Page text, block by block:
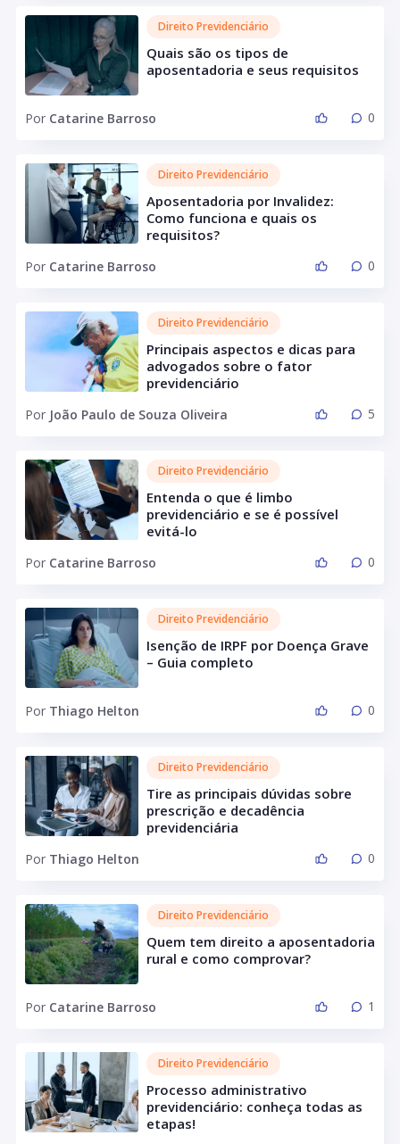
Direito Previdenciário
Quais são os tipos de
aposentadoria e seus requisitos
Por Catarine Barroso 0
Direito Previdenciário
Aposentadoria por Invalidez:
Como funciona e quais os
requisitos?
Por Catarine Barroso 0
Direito Previdenciário
Principais aspectos e dicas para
advogados sobre o fator
previdenciário
Por João Paulo de Souza Oliveira 5
Direito Previdenciário
Entenda o que é limbo
previdenciário e se é possível
evitá-lo
Por Catarine Barroso 0
Direito Previdenciário
Isenção de IRPF por Doença Grave
– Guia completo
Por Thiago Helton 0
Direito Previdenciário
Tire as principais dúvidas sobre
prescrição e decadência
previdenciária
Por Thiago Helton 0
Direito Previdenciário
Quem tem direito a aposentadoria
rural e como comprovar?
Por Catarine Barroso 1
Direito Previdenciário
Processo administrativo
previdenciário: conheça todas as
etapas!